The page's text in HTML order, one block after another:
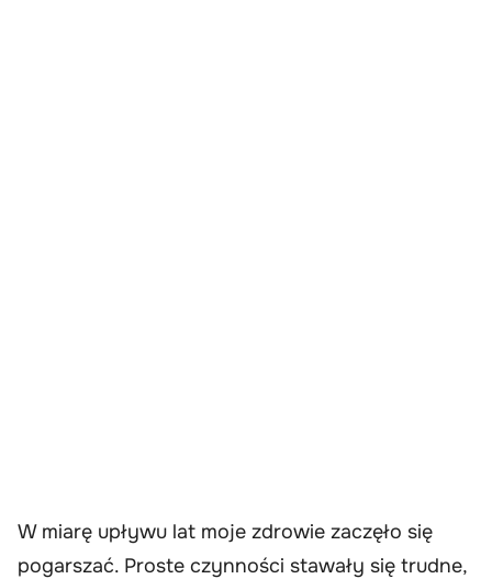
W miarę upływu lat moje zdrowie zaczęło się
pogarszać. Proste czynności stawały się trudne,